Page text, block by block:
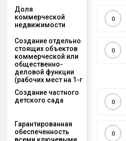
Доля
коммерческой
недвижимости
0
Создание отдельно
стоящих объектов
коммерческой или
общественно-
деловой функции
(рабочих мест на 1-г
0
Создание частного
детского сада
0
Гарантированная
обеспеченность
всеми ключевыми
0